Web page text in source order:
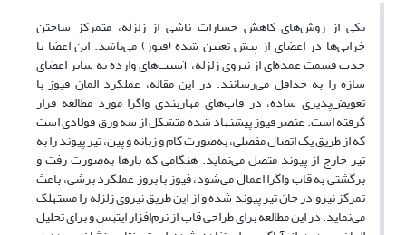
یکی از روش‌های کاهش خسارات ناشی از زلزله، متمرکز ساختن
خرابی‌ها در اعضای از پیش تعیین شده (فیوز) می‌باشد. این اعضا با
جذب قسمت عمده‌ای از نیروی زلزله، آسیب‌های وارده به سایر اعضای
سازه را به حداقل می‌رسانند. در این مقاله، عملکرد المان فیوز با
تعویض‌پذیری ساده، در قاب‌های مهاربندی واگرا مورد مطالعه قرار
گرفته است. عنصر فیوز پیشنهاد شده متشکل از سه ورق فولادی است
که از طریق یک اتصال مفصلی، به‌صورت کام و زبانه و پین، تیر پیوند را به
تیر خارج از پیوند متصل می‌نماید. هنگامی که بارها به‌صورت رفت و
برگشتی به قاب واگرا اعمال می‌شود، فیوز با بروز عملکرد برشی، باعث
تمرکز نیرو در جان تیر پیوند شده و از این طریق نیروی زلزله را مستهلک
می‌نماید. در این مطالعه برای طراحی قاب از نرم‌افزار ایتبس و برای تحلیل